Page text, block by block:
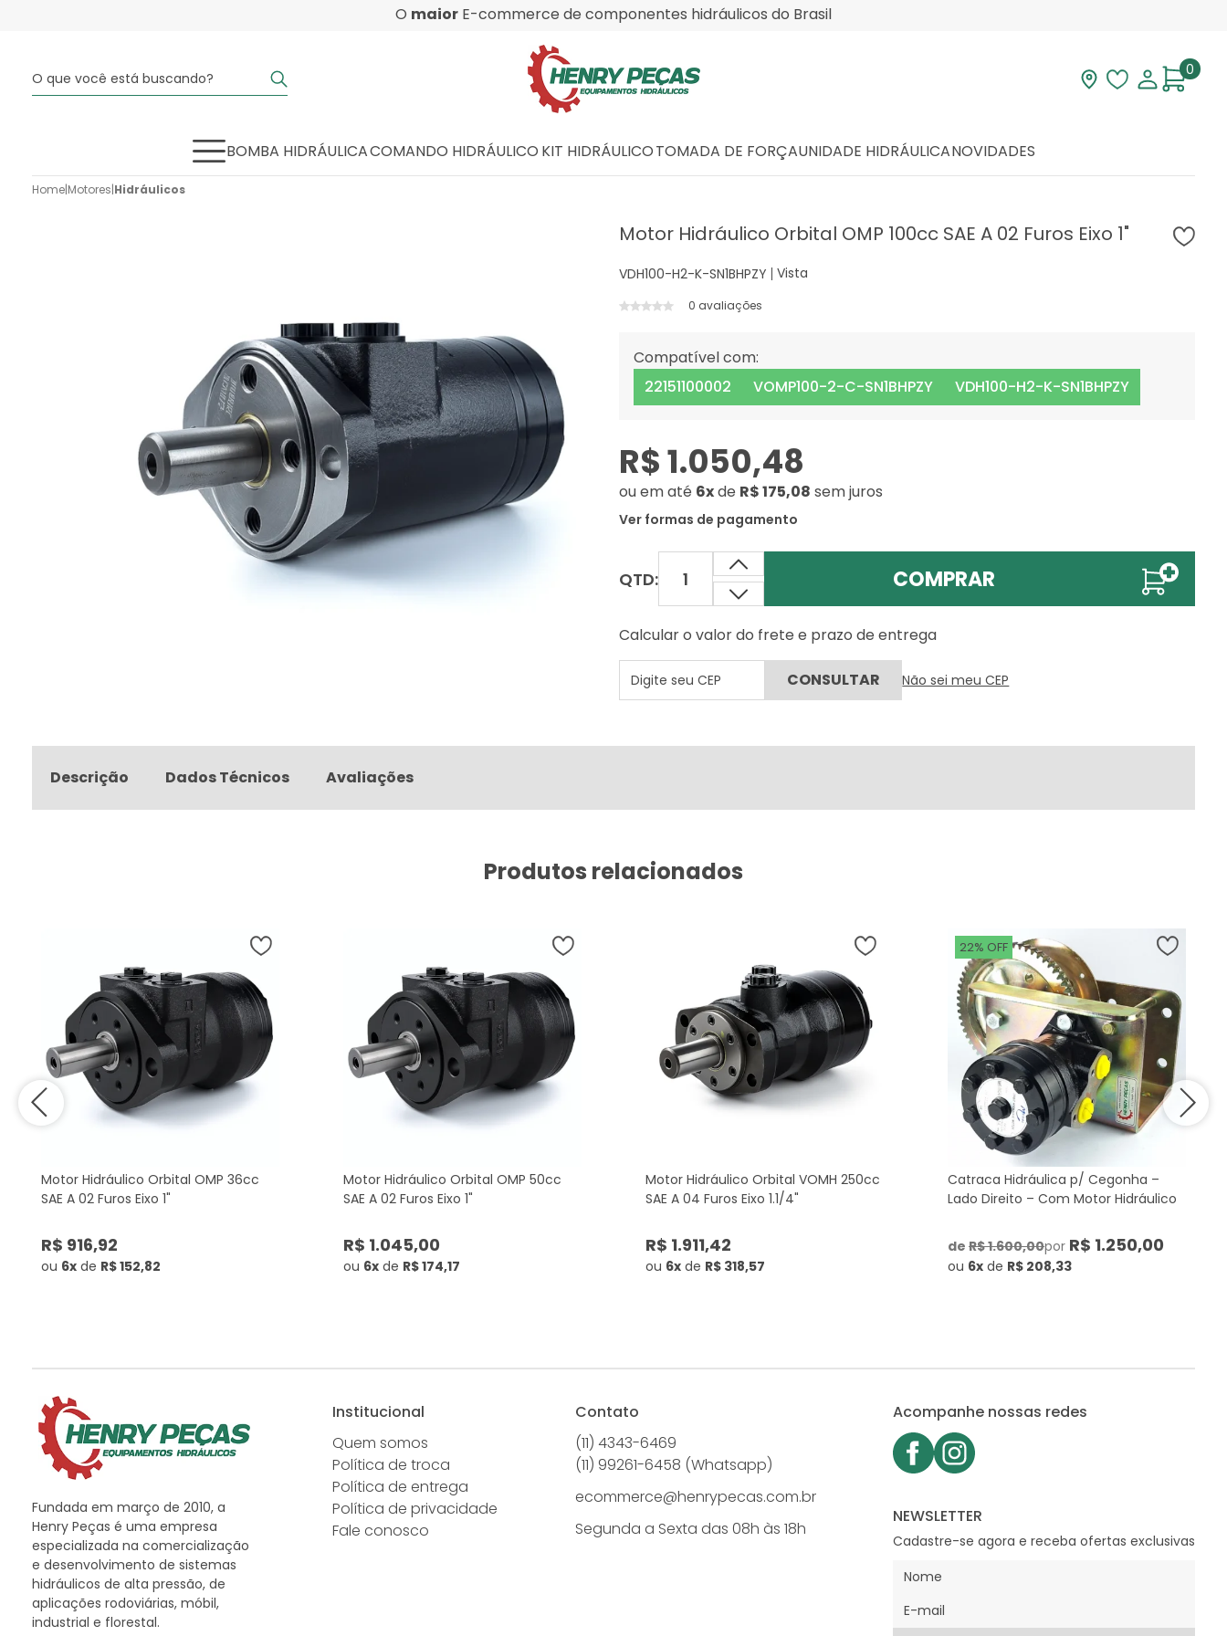
O maior E-commerce de componentes hidráulicos do Brasil
Visite nossa loja
Lista deMinha
0
BOMBA HIDRÁULICACOMANDO HIDRÁULICO KIT HIDRÁULICOTOMADA DE FORÇAUNIDADE HIDRÁULICANOVIDADES
Home|Motores|Hidráulicos
Motor Hidráulico Orbital OMP 100cc SAE A 02 Furos Eixo 1"
VDH100-H2-K-SN1BHPZY Vista
0 avaliações
R$ 1.050,48
ouem até 6xde R$ 175,08 sem juros
Ver formas de pagamento
Compatível com:
22151100002
VOMP100-2-C-SN1BHPZY VDH100-H2-K-SN1BHPZY
QTD: COMPRAR
Calcular o valor do frete e prazo de entrega
Não sei meu CEP
Descrição Dados Técnicos Avaliações
Produtos relacionados
Motor Hidráulico Orbital OMP 36cc
SAE A 02 Furos Eixo 1"
R$ 916,92
ou 6x de R$ 152,82
Motor Hidráulico Orbital OMP 50cc
SAE A 02 Furos Eixo 1"
R$ 1.045,00
ou 6x de R$ 174,17
Motor Hidráulico Orbital VOMH 250cc
SAE A 04 Furos Eixo 1.1/4"
R$ 1.911,42
ou 6x de R$ 318,57
22% OFF
Catraca Hidráulica p/ Cegonha –
Lado Direito – Com Motor Hidráulico
de R$ 1.600,00por R$ 1.250,00
ou 6x de R$ 208,33
Fundada em março de 2010, a
Henry Peças é uma empresa
especializada na comercialização
e desenvolvimento de sistemas
hidráulicos de alta pressão, de
aplicações rodoviárias, móbil,
industrial e florestal.
Institucional
Quem somos
Política de troca
Política de entrega
Política de privacidade
Fale conosco
Contato
(11) 4343-6469
(11) 99261-6458 (Whatsapp)
ecommerce@henrypecas.com.br
Segunda a Sexta das 08h às 18h
Acompanhe nossas redes
NEWSLETTER
Cadastre-se agora e receba ofertas exclusivas